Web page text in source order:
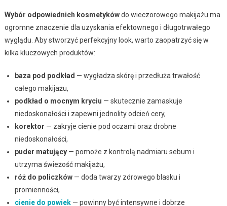
Wybór odpowiednich kosmetykówdo wieczorowego makijażu ma
ogromne znaczenie dla uzyskania efektownego i długotrwałego
wyglądu. Aby stworzyć perfekcyjny look, warto zaopatrzyć się w
kilka kluczowych produktów:
baza pod podkład — wygładza skórę i przedłuża trwałość
całego makijażu,
podkład o mocnym kryciu — skutecznie zamaskuje
niedoskonałości i zapewni jednolity odcień cery,
korektor — zakryje cienie pod oczami oraz drobne
niedoskonałości,
puder matujący— pomoże z kontrolą nadmiaru sebum i
utrzyma świeżość makijażu,
róż do policzków— doda twarzy zdrowego blasku i
promienności,
cienie do powiek— powinny być intensywne i dobrze